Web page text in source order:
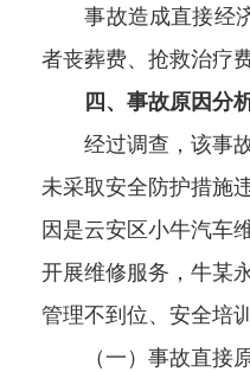
事故造成直接经济
者丧葬费、抢救治疗费
四、事故原因分
经过调查，该事故
未采取安全防护措施
因是云安区小牛汽车
开展维修服务，牛某
管理不到位、安全培
（一）事故直接